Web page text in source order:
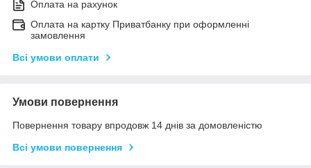
Оплата на рахунок
Оплата на картку Приватбанку при оформленні
замовлення
Всі умови оплати
Умови повернення
Повернення товару впродовж 14 днів за домовленістю
Всі умови повернення